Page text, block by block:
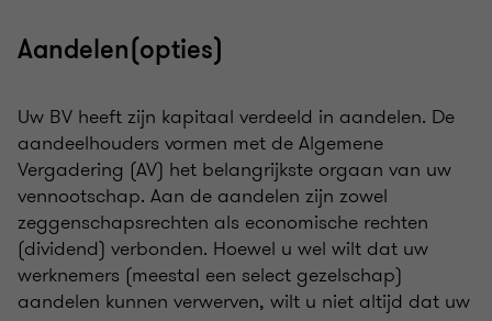
Aandelen(opties)
Uw BV heeft zijn kapitaal verdeeld in aandelen. De
aandeelhouders vormen met de Algemene
Vergadering (AV) het belangrijkste orgaan van uw
vennootschap. Aan de aandelen zijn zowel
zeggenschapsrechten als economische rechten
(dividend) verbonden. Hoewel u wel wilt dat uw
werknemers (meestal een select gezelschap)
aandelen kunnen verwerven, wilt u niet altijd dat uw